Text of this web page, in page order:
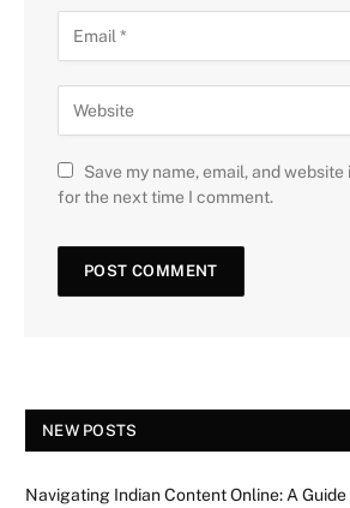
Save my name, email, and
for the next time I comment.
NEW POSTS
Navigating Indian Content Online: A